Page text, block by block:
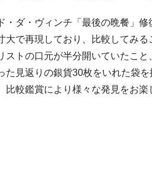
・ダ・ヴィンチ「最後の晩餐」修
大で再現しており、比較してみる
ストの口元が半分開いていたこと
た見返りの銀貨30枚をいれた袋
比較鑑賞により様々な発見をお楽